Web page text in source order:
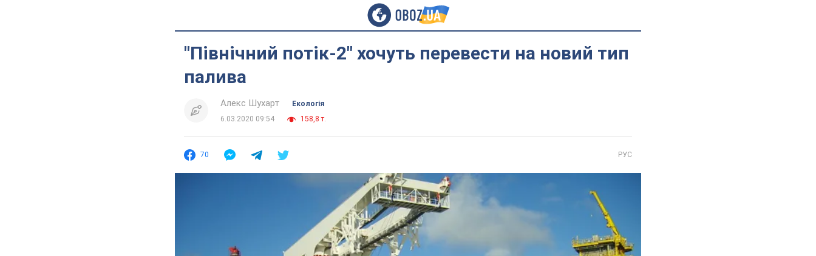
"Північний потік-2" хочуть перевести на новий тип
палива
Алекс Шухарт
Екологія
6.03.2020 09:54
158,8 т.
70 РУС